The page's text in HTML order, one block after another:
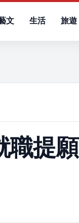
文 生活 旅遊
職提